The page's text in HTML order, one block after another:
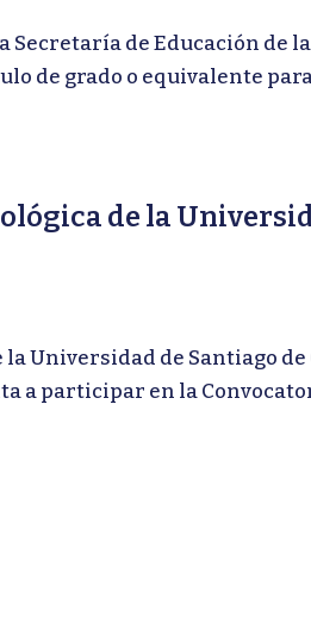
Secretaría de Educación de
de grado o equivalente
de la
Universidad de Santiago de
a participar en la